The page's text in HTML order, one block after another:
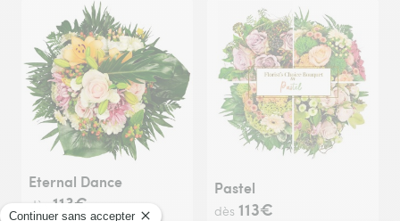
Eternal Dance
dès 113€
Pastel
dès 113€